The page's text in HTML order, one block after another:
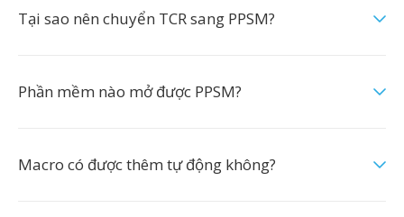
Tại sao nên chuyển TCR sang PPSM?
Phần mềm nào mở được PPSM?
Macro có được thêm tự động không?